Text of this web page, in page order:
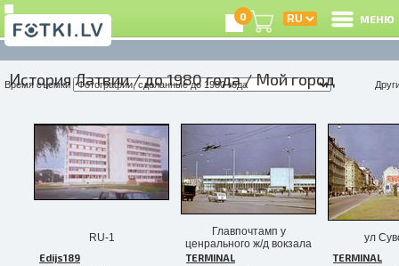
0 МЕНЮ
История Латвии/до 1980 года/ Мой город
Время съемки
RU-1
Главпочтамп у
ценрального ж/д вокзала
ул
Edijs189 TERMINAL TERMINAL